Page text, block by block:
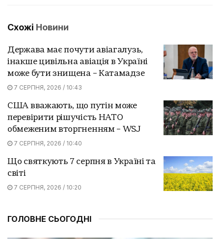
Схожі Новини
Держава має почути авіагалузь,
інакше цивільна авіація в Україні
може бути знищена – Катамадзе
7 СЕРПНЯ, 2026 / 10:43
США вважають, що путін може
перевірити рішучість НАТО
обмеженим вторгненням – WSJ
7 СЕРПНЯ, 2026 / 10:40
Що святкують 7 серпня в Україні та
світі
7 СЕРПНЯ, 2026 / 10:20
ГОЛОВНЕ СЬОГОДНІ